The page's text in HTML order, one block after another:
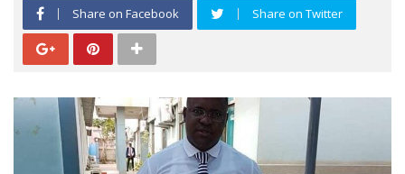
Share on Facebook Share on Twitter